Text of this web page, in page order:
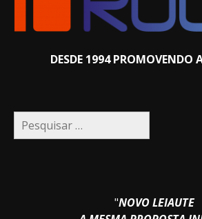
DESDE 1994 PROMOVENDO
Pesquisar
por:
"NOVO LEIAUTE